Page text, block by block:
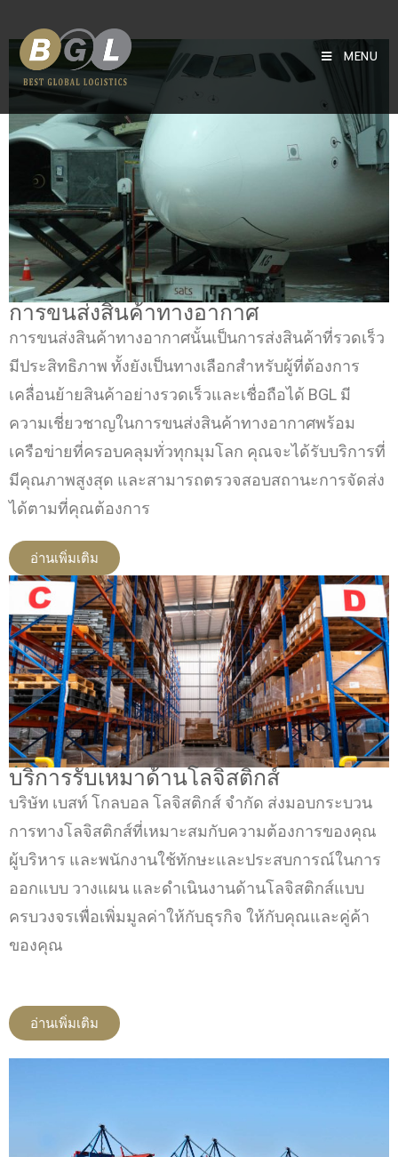
MENU
การขนส่งสินค้าทางอากาศ
การขนส่งสินค้าทางอากาศนั้นเป็นการส่งสินค้าที่รวดเร็ว
มีประสิทธิภาพ ทั้งยังเป็นทางเลือกสำหรับผู้ที่ต้องการ
เคลื่อนย้ายสินค้าอย่างรวดเร็วและเชื่อถือได้ BGL มี
ความเชี่ยวชาญในการขนส่งสินค้าทางอากาศพร้อม
เครือข่ายที่ครอบคลุมทั่วทุกมุมโลก คุณจะได้รับบริการที่
มีคุณภาพสูงสุด และสามารถตรวจสอบสถานะการจัดส่ง
ได้ตามที่คุณต้องการ
อ่านเพิ่มเติม
บริการรับเหมาด้านโลจิสติกส์
บริษัท เบสท์ โกลบอล โลจิสติกส์ จำกัด ส่งมอบกระบวน
การทางโลจิสติกส์ที่เหมาะสมกับความต้องการของคุณ
ผู้บริหาร และพนักงานใช้ทักษะและประสบการณ์ในการ
ออกแบบ วางแผน และดำเนินงานด้านโลจิสติกส์แบบ
ครบวงจรเพื่อเพิ่มมูลค่าให้กับธุรกิจ ให้กับคุณและคู่ค้า
ของคุณ
อ่านเพิ่มเติม